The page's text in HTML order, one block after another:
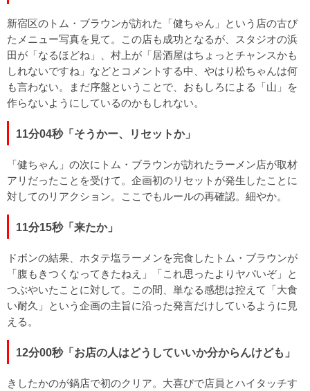
新宿区のトム・ブラウンが訪れた「健ちゃん」という店の古び
たメニュー写真を見て。この店も成功となるが、スタジオの浜
田が「なるほどね」、村上が「居酒屋はちょっとチャンスかも
しれないですね」などとコメントする中、やはり松ちゃんは何
も言わない。まだ序盤ということで、おもしろによる「山」を
作らないようにしているのかもしれない。
11分04秒「そうかー、リセットか」
「健ちゃん」の次にトム・ブラウンが訪れたラーメン店が取材
アリだったことを受けて。企画初のリセットが発生したことに
対してのリアクション。ここでもルールの再確認。細やか。
11分15秒「来たか」
ドボンの結果、ホタテ塩ラーメンを完食したトム・ブラウンが
「腹もきつくなってきたねえ」「これ思ったよりヤバいぞ」と
つぶやいたことに対して。この間、単なる感想は控えて「大食
い耐久」という企画の主旨に沿った発言だけしているように見
える。
12分00秒「お店の人はどうしていいか分からんけども」
きしたかのが鍋店で初のクリア。大喜びで店員とハイタッチす